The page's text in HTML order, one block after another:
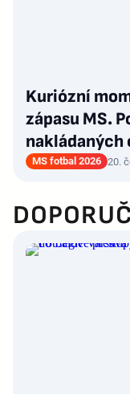
Kuriózní
zápasu MS.
nakládaných
MS fotbal 2026 20.